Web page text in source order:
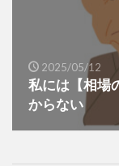
2025/05/12
私には【相場
からない